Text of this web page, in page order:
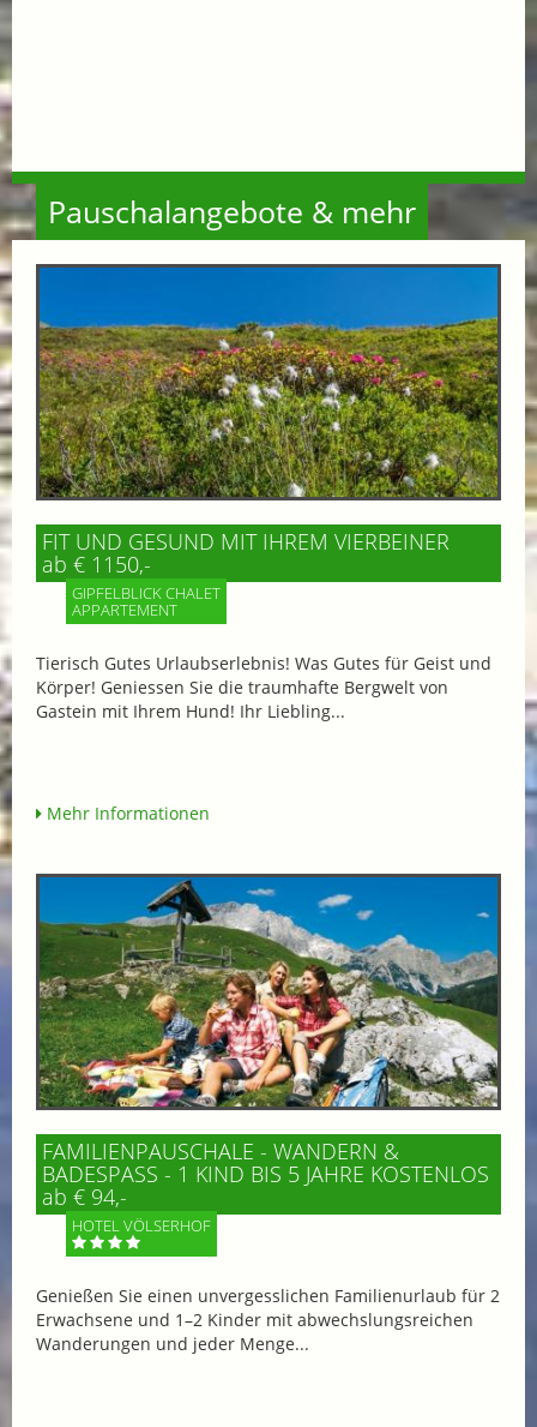
Pauschalangebote & mehr
FIT UND GESUND MIT IHREM VIERBEINER
ab € 1150,-
GIPFELBLICK CHALET
APPARTEMENT
Tierisch Gutes Urlaubserlebnis! Was Gutes für Geist und
Körper! Geniessen Sie die traumhafte Bergwelt von
Gastein mit Ihrem Hund! Ihr Liebling...
Mehr Informationen
FAMILIENPAUSCHALE - WANDERN &
BADESPASS - 1 KIND BIS 5 JAHRE KOSTENLOS
ab € 94,-
HOTEL VÖLSERHOF
Genießen Sie einen unvergesslichen Familienurlaub für 2
Erwachsene und 1–2 Kinder mit abwechslungsreichen
Wanderungen und jeder Menge...